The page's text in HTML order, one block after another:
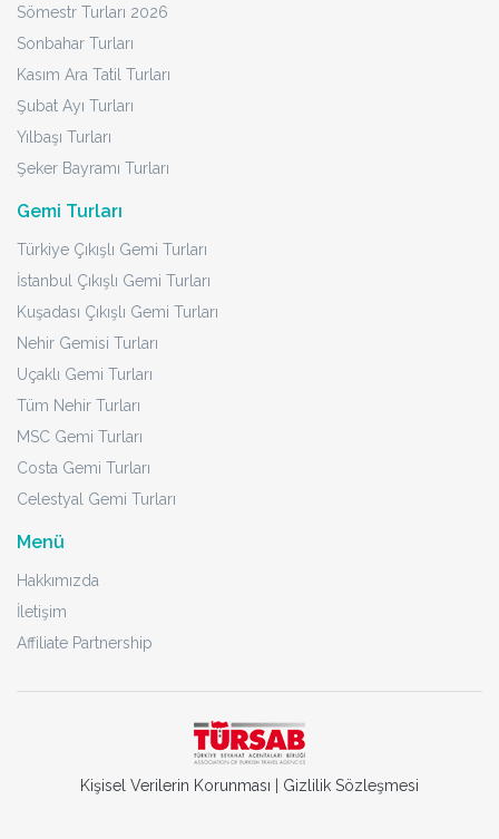
Sömestr Turları 2026
Sonbahar Turları
Kasım Ara Tatil Turları
Şubat Ayı Turları
Yılbaşı Turları
Şeker Bayramı Turları
Gemi Turları
Türkiye Çıkışlı Gemi Turları
İstanbul Çıkışlı Gemi Turları
Kuşadası Çıkışlı Gemi Turları
Nehir Gemisi Turları
Uçaklı Gemi Turları
Tüm Nehir Turları
MSC Gemi Turları
Costa Gemi Turları
Celestyal Gemi Turları
Menü
Hakkımızda
İletişim
Affiliate Partnership
Kişisel Verilerin Korunması Gizlilik Sözleşmesi